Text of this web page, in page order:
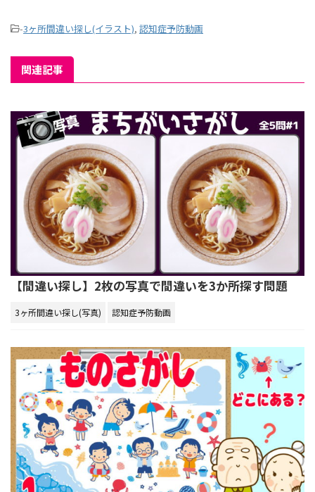
-3ヶ所間違い探し(イラスト), 認知症予防動画
関連記事
【間違い探し】2枚の写真で間違いを3か所探す問題
3ヶ所間違い探し(写真) 認知症予防動画